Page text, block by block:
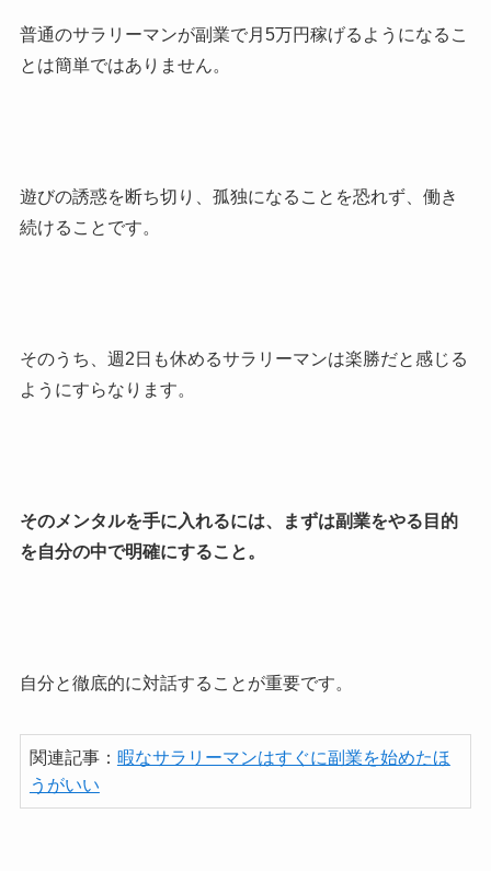
普通のサラリーマンが副業で月5万円稼げるようになるこ
とは簡単ではありません。
遊びの誘惑を断ち切り、孤独になることを恐れず、働き
続けることです。
そのうち、週2日も休めるサラリーマンは楽勝だと感じる
ようにすらなります。
そのメンタルを手に入れるには、まずは副業をやる目的
を自分の中で明確にすること。
自分と徹底的に対話することが重要です。
関連記事： 暇なサラリーマンはすぐに副業を始めたほ
うがいい